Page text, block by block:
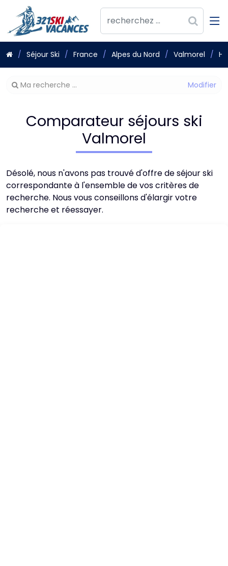
Séjour Ski France Alpes du Nord Valmorel
Modifier
Ma recherche ...
Comparateur séjours ski
Valmorel
Désolé, nous n'avons pas trouvé d'offre de séjour ski
correspondante à l'ensemble de vos critères de
recherche. Nous vous conseillons d'élargir votre
recherche et réessayer.